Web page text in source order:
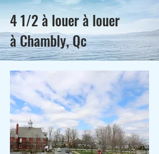
4 1/2 à louer à louer
à Chambly, Qc